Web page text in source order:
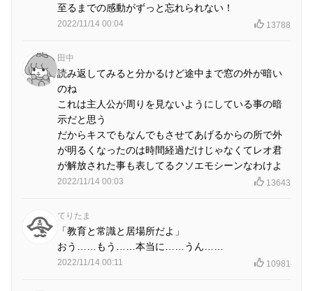
至るまでの感動がずっと忘れられない！
2022/11/14 00:04 13788
田中
読み返してみると分かるけど途中まで窓の外が暗い
のね
これは主人公が周りを見ないようにしている事の暗
示だと思う
だからキスでもなんでもさせてあげるからの所で外
が明るくなったのは時間経過だけじゃなくてレオ君
が解放された事も表してるクソエモシーンなわけよ
2022/11/14 00:03 13643
てりたま
「教育と常識と居場所だよ」
おう……もう……本当に……うん……
2022/11/14 00:11 10981